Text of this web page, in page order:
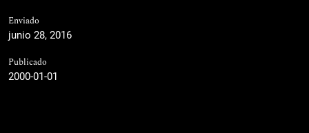
Enviado
junio 28, 2016
Publicado
2000-01-01